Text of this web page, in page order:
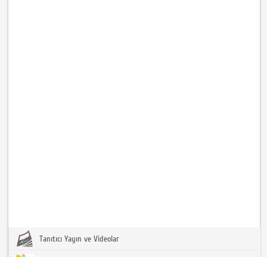
Tanıtıcı Yayın ve Videolar